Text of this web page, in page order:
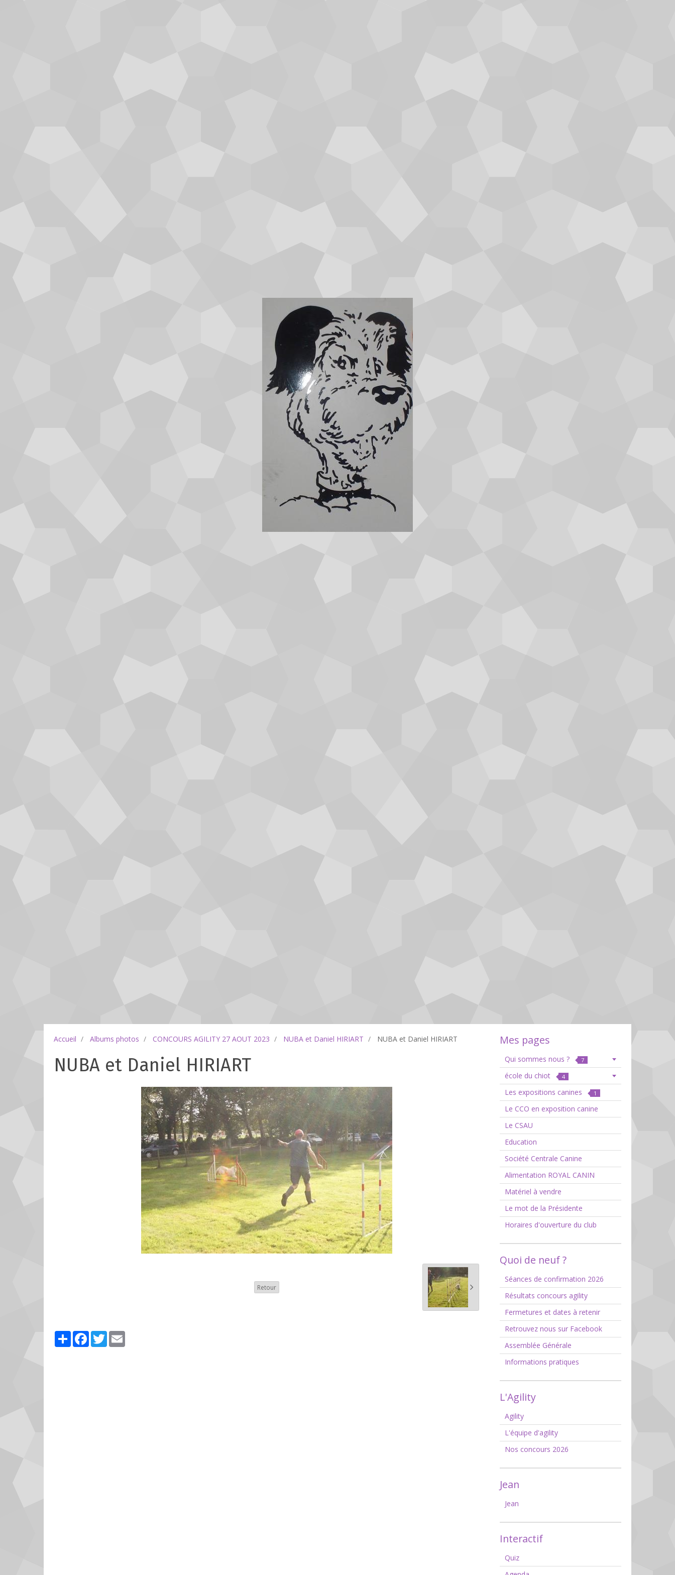
Accueil Albums photos CONCOURS AGILITY 27 AOUT 2023 NUBA et Daniel HIRIART NUBA et Daniel HIRIART
NUBA et Daniel HIRIART
Retour
PartagerFacebook
Twitter
Mes pages
Qui sommes nous ? 7
école du chiot 4
Les expositions canines 1
Le CCO en exposition canine
Le CSAU
Education
Société Centrale Canine
Alimentation ROYAL CANIN
Matériel à vendre
Le mot de la Présidente
Horaires d'ouverture du club
Quoi de neuf ?
Séances de confirmation 2026
Résultats concours agility
Fermetures et dates à retenir
Retrouvez nous sur Facebook
Assemblée Générale
Informations pratiques
L'Agility
Agility
L'équipe d'agility
Nos concours 2026
Jean
Jean
Interactif
Quiz